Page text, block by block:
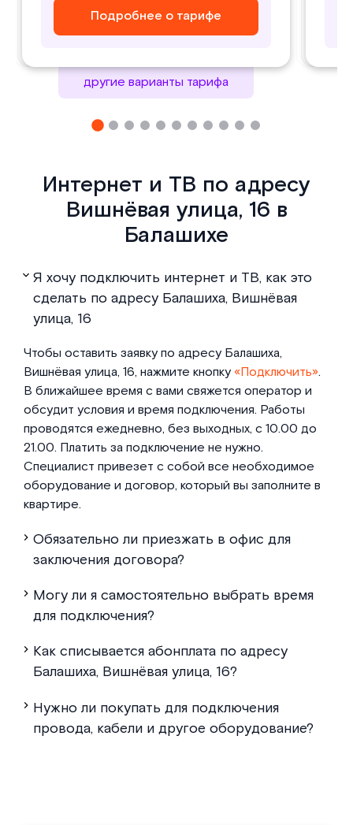
Подробнее о тарифе
Подробнее о тарифе
Подробнее о тарифе
Подробнее о тарифе
другие варианты тарифа
Интернет и ТВ по адресу
Вишнёвая улица, 16 в
Балашихе
Я хочу подключить интернет и ТВ, как это
сделать по адресу Балашиха, Вишнёвая
улица, 16
Чтобы оставить заявку по адресу Балашиха,
Вишнёвая улица, 16, нажмите кнопку«Подключить».
В ближайшее время с вами свяжется оператор и
обсудит условия и время подключения. Работы
проводятся ежедневно, без выходных, с 10.00 до
21.00. Платить за подключение не нужно.
Специалист привезет с собой все необходимое
оборудование и договор, который вы заполните в
квартире.
Обязательно ли приезжать в офис для
заключения договора?
Могу ли я самостоятельно выбрать время
для подключения?
Как списывается абонплата по адресу
Балашиха, Вишнёвая улица, 16?
Нужно ли покупать для подключения
провода, кабели и другое оборудование?